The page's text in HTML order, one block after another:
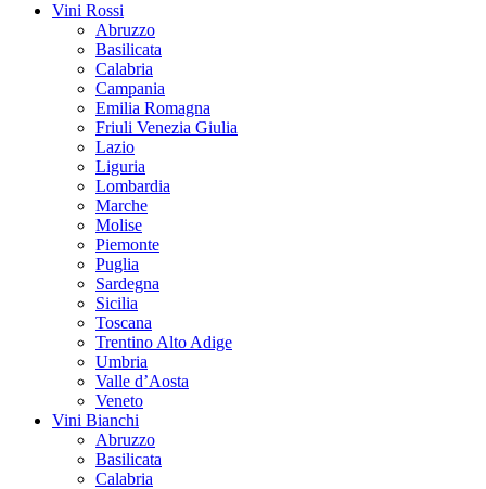
Vini Rossi
Abruzzo
Basilicata
Calabria
Campania
Emilia Romagna
Friuli Venezia Giulia
Lazio
Liguria
Lombardia
Marche
Molise
Piemonte
Puglia
Sardegna
Sicilia
Toscana
Trentino Alto Adige
Umbria
Valle d’Aosta
Veneto
Vini Bianchi
Abruzzo
Basilicata
Calabria